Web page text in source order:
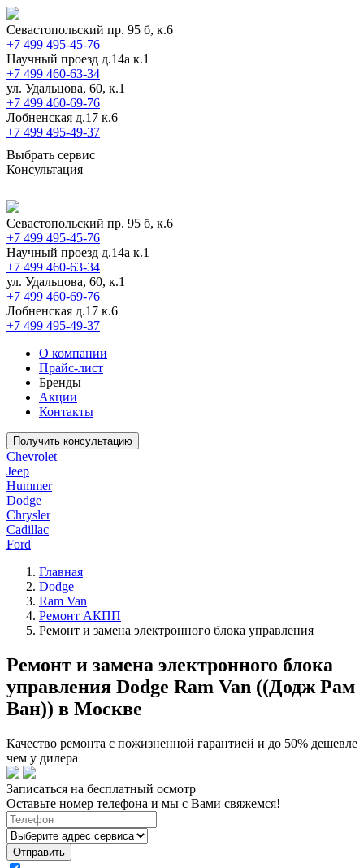
Севастопольский пр. 95 б, к.6
+7 499 495-45-76
Научный проезд д.14а к.1
+7 499 460-63-34
ул. Удальцова, 60, к.1
+7 499 460-69-76
Лобненская д.17 к.6
+7 499 495-49-37
Выбрать сервис
Консультация
Севастопольский пр. 95 б, к.6
+7 499 495-45-76
Научный проезд д.14а к.1
+7 499 460-63-34
ул. Удальцова, 60, к.1
+7 499 460-69-76
Лобненская д.17 к.6
+7 499 495-49-37
О компании
Прайс-лист
Бренды
Акции
Контакты
Получить консультацию
Chevrolet
Jeep
Hummer
Dodge
Chrysler
Cadillac
Ford
Главная
Dodge
Ram Van
Ремонт АКПП
Ремонт и замена электронного блока управления
Ремонт и замена электронного блока
управления Dodge Ram Van ((Додж Рам
Ван)) в Москве
Качество ремонта с пожизненной гарантией и до 50% дешевле
чем у дилера
Записаться на бесплатный осмотр
Оставьте номер телефона и мы с Вами свяжемся!